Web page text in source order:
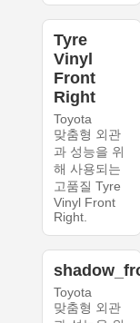
Tyre
Vinyl
Front
Right
Toyota
맞춤형 외관
과 성능을 위
해 사용되는
고품질 Tyre
Vinyl Front
Right.
Toyota
맞춤형 외관